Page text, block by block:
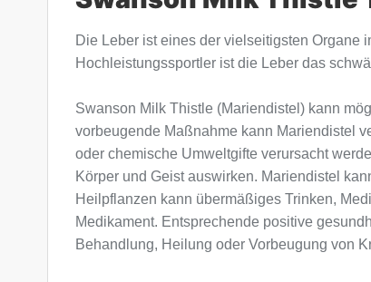
Die Leber ist eines der vielseitigsten Organe
Hochleistungssportler ist die Leber das
Swanson Milk Thistle (Mariendistel) kann
vorbeugende Maßnahme kann Mariendistel
oder chemische Umweltgifte verursacht
Körper und Geist auswirken. Mariendistel
Heilpflanzen kann übermäßiges Trinken,
Medikament. Entsprechende positive
Behandlung, Heilung oder Vorbeugung von